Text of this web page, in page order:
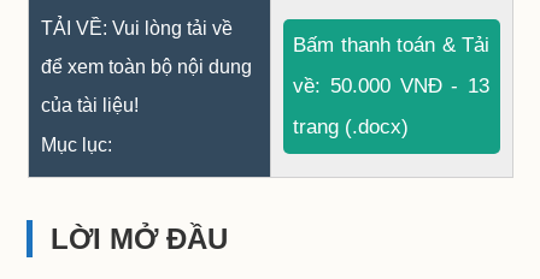
TẢI VỀ: Vui lòng tải về
để xem toàn bộ nội dung
của tài liệu!
Mục lục:
Bấm thanh toán & Tải
về: 50.000 VNĐ - 13
trang (.docx)
LỜI MỞ ĐẦU